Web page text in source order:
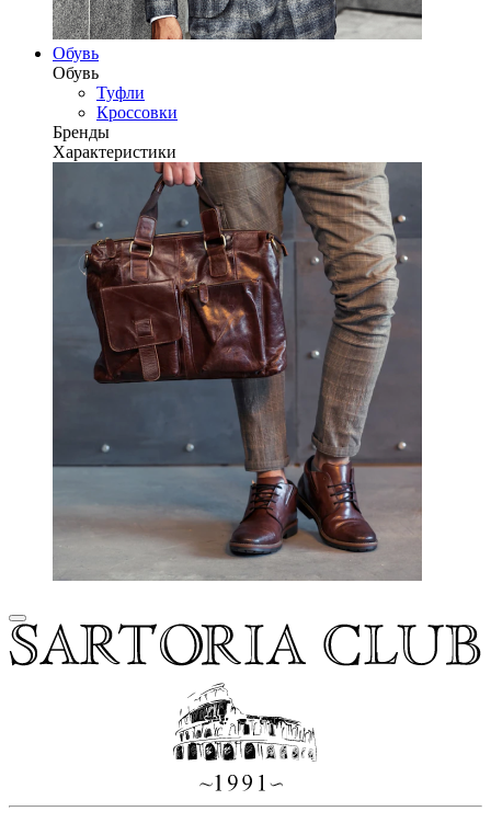
Обувь
Обувь
Туфли
Кроссовки
Бренды
Характеристики